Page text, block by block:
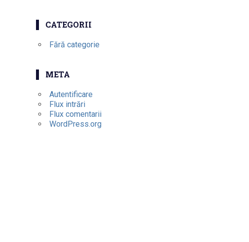
CATEGORII
Fără categorie
META
Autentificare
Flux intrări
Flux comentarii
WordPress.org